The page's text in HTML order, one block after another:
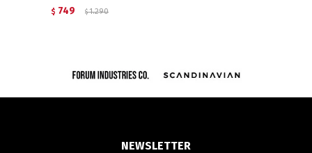
$ 749 $ 1.290
NEWSLETTER